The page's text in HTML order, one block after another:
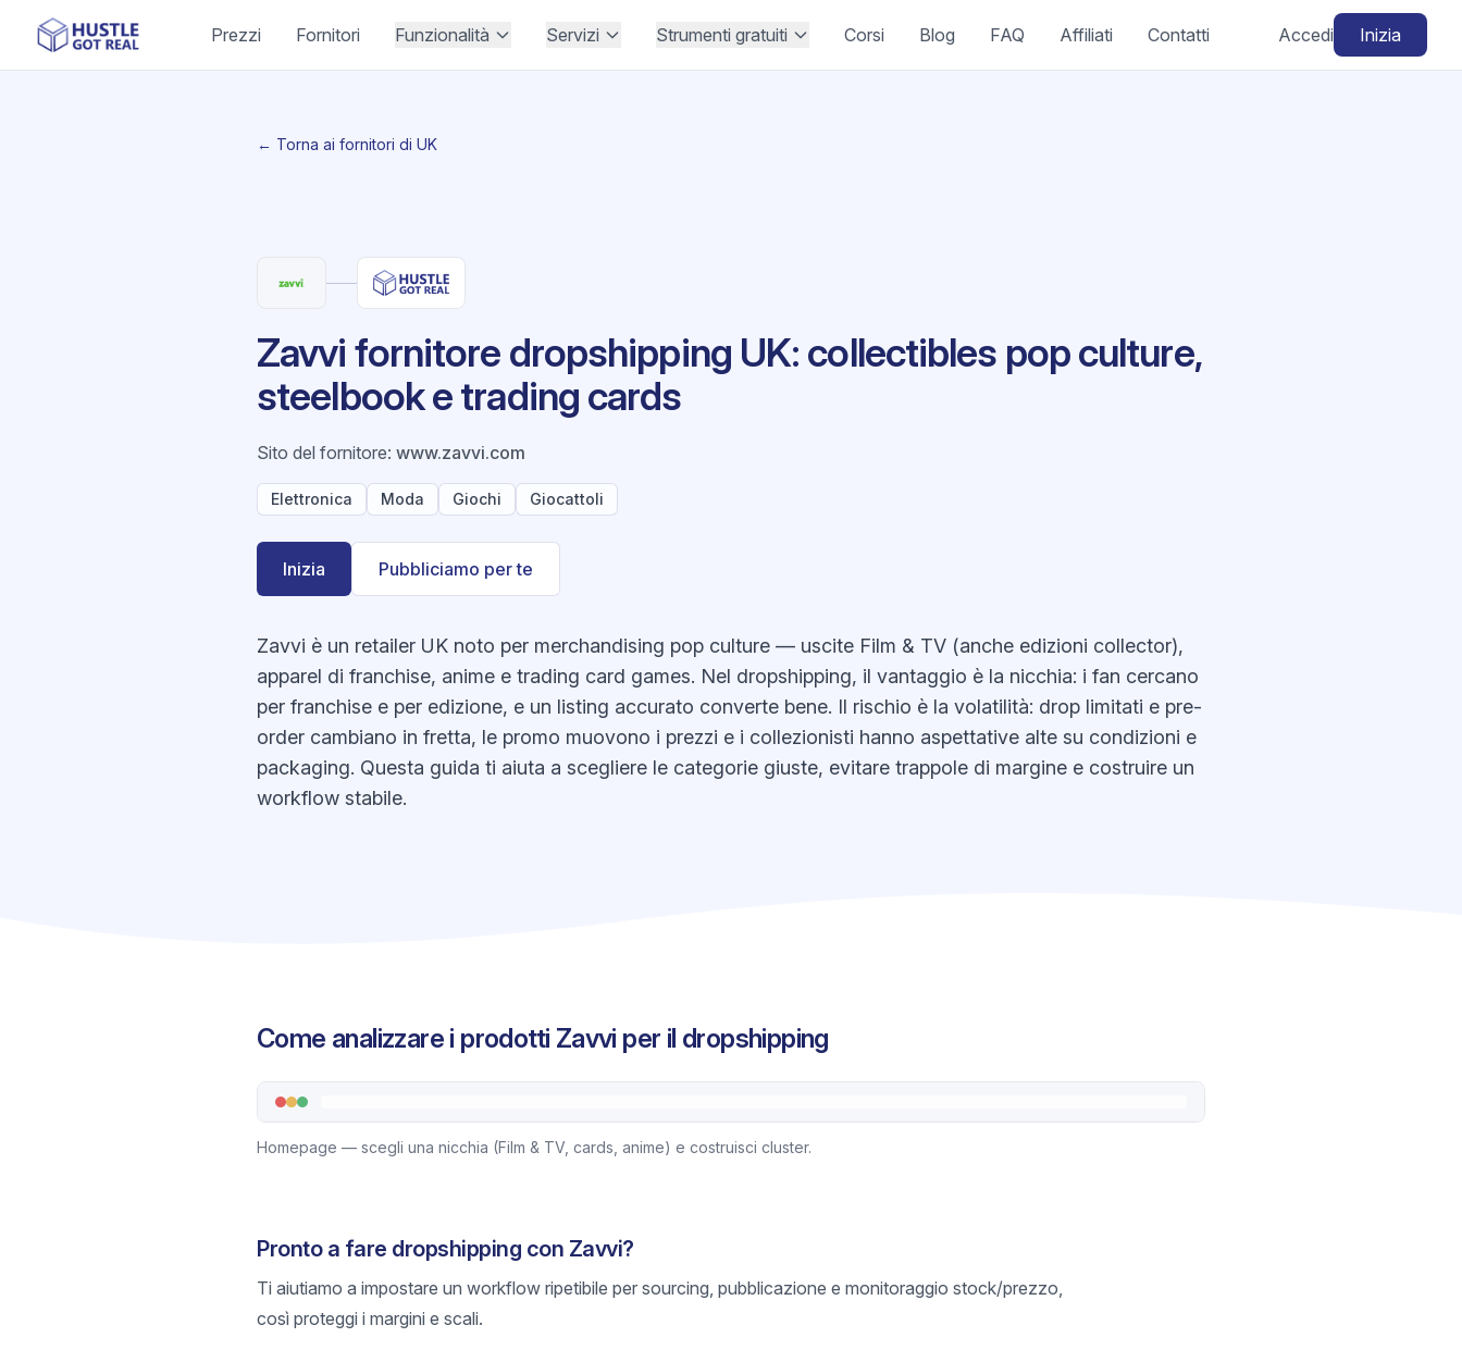
Prezzi Fornitori Funzionalità Servizi Strumenti gratuiti Corsi Blog FAQ Affiliati Contatti Accedi Inizia
← Torna ai fornitori di UK
Zavvi fornitore dropshipping UK: collectibles pop culture,
steelbook e trading cards
Sito del fornitore: www.zavvi.com
Elettronica Moda Giochi Giocattoli
Inizia Pubbliciamo per te
Zavvi è un retailer UK noto per merchandising pop culture — uscite Film & TV (anche edizioni collector),
apparel di franchise, anime e trading card games. Nel dropshipping, il vantaggio è la nicchia: i fan cercano
per franchise e per edizione, e un listing accurato converte bene. Il rischio è la volatilità: drop limitati e pre-
order cambiano in fretta, le promo muovono i prezzi e i collezionisti hanno aspettative alte su condizioni e
packaging. Questa guida ti aiuta a scegliere le categorie giuste, evitare trappole di margine e costruire un
workflow stabile.
Come analizzare i prodotti Zavvi per il dropshipping
Homepage — scegli una nicchia (Film & TV, cards, anime) e costruisci cluster.
Pronto a fare dropshipping con Zavvi?
Ti aiutiamo a impostare un workflow ripetibile per sourcing, pubblicazione e monitoraggio stock/prezzo,
così proteggi i margini e scali.